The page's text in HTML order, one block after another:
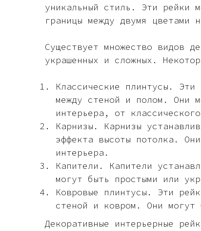
уникальный стиль. Эти рейки
границы между двумя цветами
Существует множество видов
украшенных и сложных.
Классические плинтусы.
между стеной и полом. Они
интерьера, от
Карнизы. Карнизы
эффекта высоты потолка.
интерьера.
Капители. Капители
могут быть простыми или
Ковровые плинтусы. Эти
стеной и ковром. Они могут
Декоративные интерьерные